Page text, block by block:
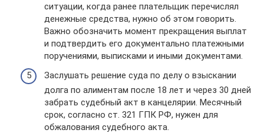
ситуации, когда ранее плательщик перечислял
денежные средства, нужно об этом говорить.
Важно обозначить момент прекращения выплат
и подтвердить его документально платежными
поручениями, выписками и иными документами.
Заслушать решение суда по делу о взыскании
долга по алиментам после 18 лет и через 30 дней
забрать судебный акт в канцелярии. Месячный
срок, согласно ст. 321 ГПК РФ, нужен для
обжалования судебного акта.